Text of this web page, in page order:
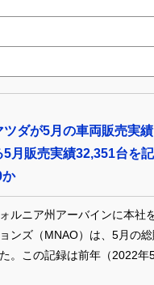
ツダが5月の車両販売実
5月販売実績32,351台を
ルニア州アーバインに本社
ンズ（MNAO）は、5月の
。この記録は前年（2022